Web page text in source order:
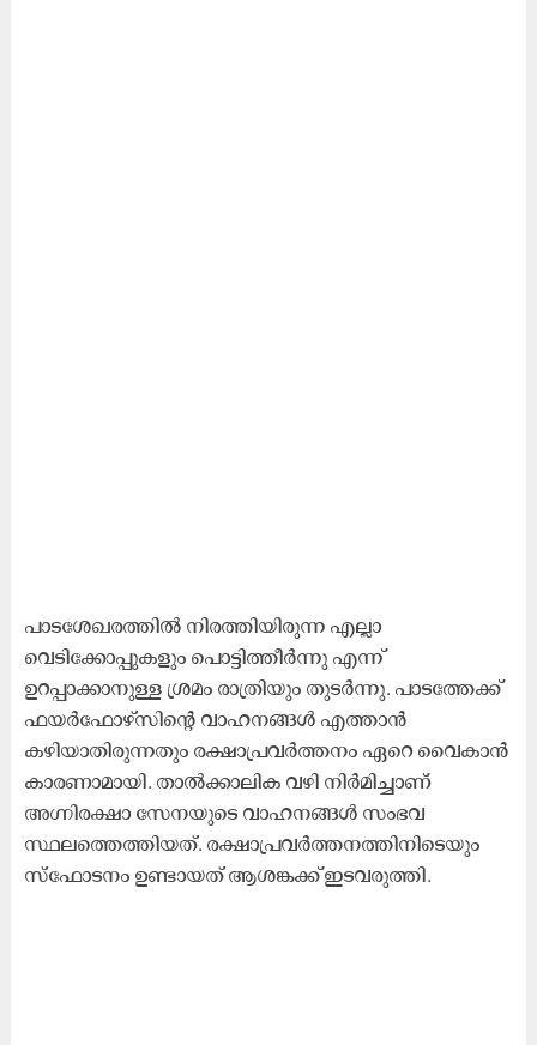
പാടശേഖരത്തിൽ നിരത്തിയിരുന്ന എല്ലാ
വെടിക്കോപ്പുകളും പൊട്ടിത്തീർന്നു എന്ന്
ഉറപ്പാക്കാനുള്ള ശ്രമം രാത്രിയും തുടർന്നു. പാടത്തേക്ക്
ഫയർഫോഴ്സിന്റെ വാഹനങ്ങൾ എത്താൻ
കഴിയാതിരുന്നതും രക്ഷാപ്രവർത്തനം ഏറെ വൈകാൻ
കാരണാമായി. താൽക്കാലിക വഴി നിർമിച്ചാണ്
അഗ്നിരക്ഷാ സേനയുടെ വാഹനങ്ങൾ സംഭവ
സ്ഥലത്തെത്തിയത്. രക്ഷാപ്രവർത്തനത്തിനിടെയും
സ്ഫോടനം ഉണ്ടായത് ആശങ്കക്ക് ഇടവരുത്തി.